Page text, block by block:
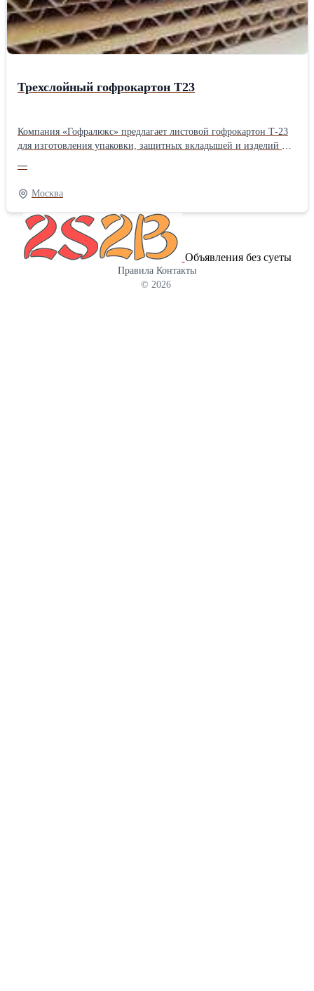
Трехслойный гофрокартон Т23
Компания «Гофралюкс» предлагает листовой гофрокартон Т-23
для изготовления упаковки, защитных вкладышей и изделий из
внутреннего гофрированного слоя, который придает листу
жесткость и помогает сохранять форму даже при активном
использовании. В каталоге представлены листы трехслойного
гофрокартона Т-23 в различных форматах. Ознакомиться более
подробно Вы можете на нашем сайте
—
Москва
Объявления без суеты
Правила Контакты
© 2026